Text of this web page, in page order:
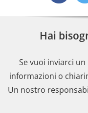
Hai
Se vuoi inviarci
informazioni o
Un nostro